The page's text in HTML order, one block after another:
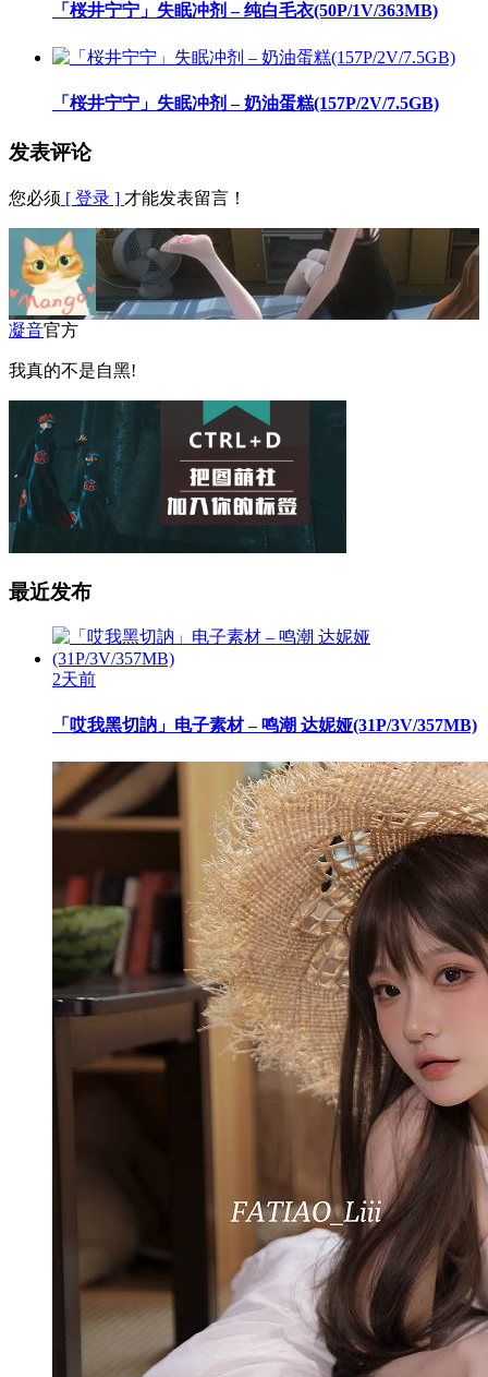
「桜井宁宁」失眠冲剂 – 纯白毛衣(50P/1V/363MB)
「桜井宁宁」失眠冲剂 – 奶油蛋糕(157P/2V/7.5GB)
发表评论
您必须 [ 登录 ] 才能发表留言！
凝音官方
我真的不是自黑!
最近发布
2天前
「哎我黑切訥」电子素材 – 鸣潮 达妮娅(31P/3V/357MB)